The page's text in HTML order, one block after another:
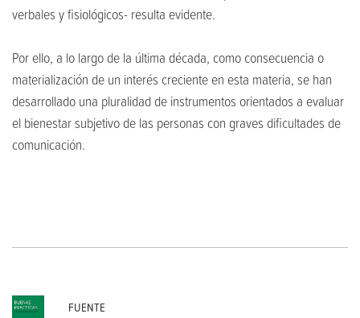
verbales y fisiológicos- resulta evidente.
Por ello, a lo largo de la última década, como consecuencia o
materialización de un interés creciente en esta materia, se han
desarrollado una pluralidad de instrumentos orientados a evaluar
el bienestar subjetivo de las personas con graves dificultades de
comunicación.
FUENTE